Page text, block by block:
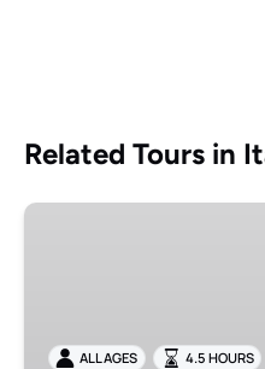
Related Tours in
Transfert
côte
ALL AGES 4.5 HOURS